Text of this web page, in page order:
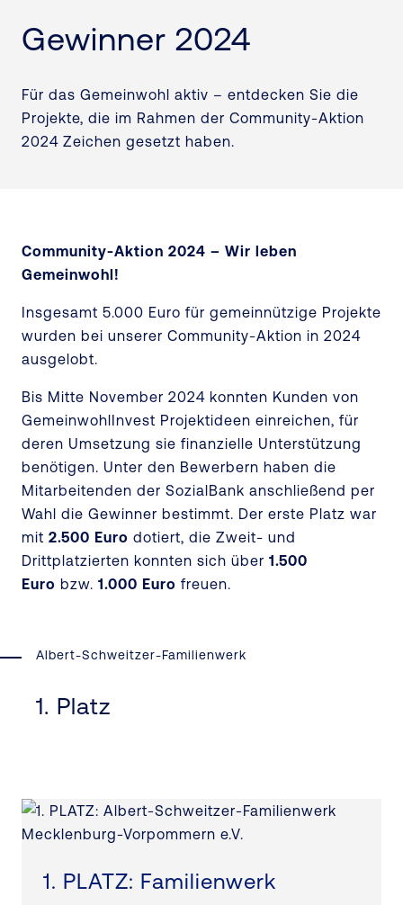
Gewinner 2024
Für das Gemeinwohl aktiv – entdecken Sie die
Projekte, die im Rahmen der Community-Aktion
2024 Zeichen gesetzt haben.
Community-Aktion 2024 – Wir leben
Gemeinwohl!
Insgesamt 5.000 Euro für gemeinnützige Projekte
wurden bei unserer Community-Aktion in 2024
ausgelobt.
Bis Mitte November 2024 konnten Kunden von
GemeinwohlInvest Projektideen einreichen, für
deren Umsetzung sie finanzielle Unterstützung
benötigen. Unter den Bewerbern haben die
Mitarbeitenden der SozialBank anschließend per
Wahl die Gewinner bestimmt. Der erste Platz war
mit 2.500 Euro dotiert, die Zweit- und
Drittplatzierten konnten sich über 1.500
Euro bzw. 1.000 Euro freuen.
Albert-Schweitzer-Familienwerk
1. Platz
1. PLATZ: Familienwerk